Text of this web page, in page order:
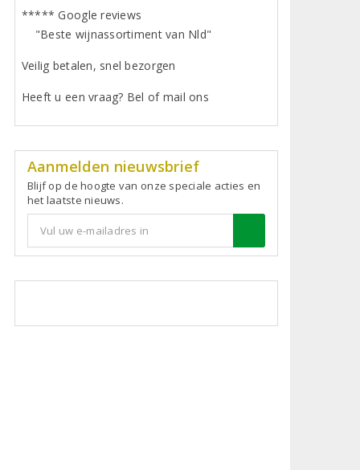
***** Google reviews
"Beste wijnassortiment van Nld"
Veilig betalen, snel bezorgen
Heeft u een vraag? Bel of mail ons
Aanmelden nieuwsbrief
Blijf op de hoogte van onze speciale acties en
het laatste nieuws.